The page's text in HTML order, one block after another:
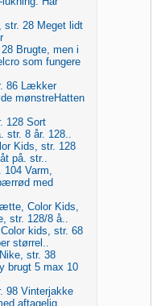
str. 28 Meget lidt
Brugte, men i
som fungere
86 Lækker
mønstreHatten
128 Sort
8 år. 128..
Kids, str. 128
på. str..
Varm,
med
Color Kids,
str. 128/8 å..
kids, str. 68
størrel..
str. 38
brugt 5 max 10
98 Vinterjakke
aftagelig ..